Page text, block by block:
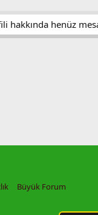
hakkında henüz
Büyük Forum